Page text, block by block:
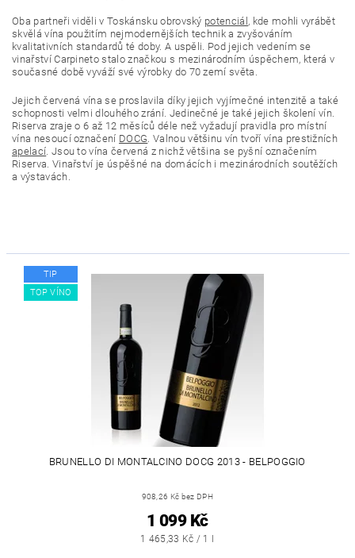
Oba partneři viděli v Toskánsku obrovský potenciál , kde mohli vyrábět
skvělá vína použitím nejmodernějších technik a zvyšováním
kvalitativních standardů té doby. A uspěli. Pod jejich vedením se
vinařství Carpineto stalo značkou s mezinárodním úspěchem, která v
současné době vyváží své výrobky do 70 zemí světa.
Jejich červená vína se proslavila díky jejich vyjímečné intenzitě a také
schopnosti velmi dlouhého zrání. Jedinečné je také jejich školení vín.
Riserva zraje o 6 až 12 měsíců déle než vyžadují pravidla pro místní
vína nesoucí označení DOCG. Valnou většinu vín tvoří vína prestižních
apelací. Jsou to vína červená z nichž většina se pyšní označením
Riserva. Vinařství je úspěšné na domácích i mezinárodních soutěžích
a výstavách.
TIP
TOP VÍNO
BRUNELLO DI MONTALCINO DOCG 2013 - BELPOGGIO
908,26 Kč bez DPH
1 099 Kč
1 465,33 Kč / 1 l